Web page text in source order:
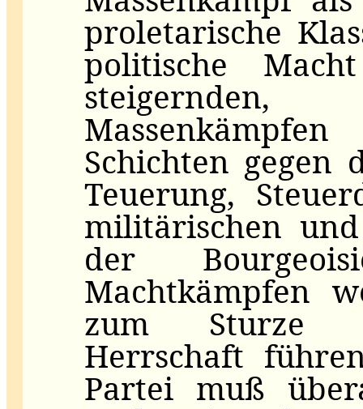
proletarische
politische
Schichten gegen
Teuerung,
militärischen
der
Machtkämpfen
zum Sturze
Herrschaft
Partei muß